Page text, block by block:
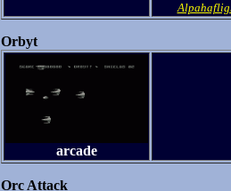
Orbyt
arcade
Orc Attack